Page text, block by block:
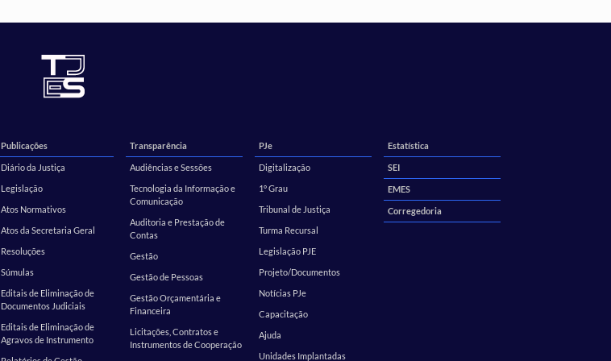
Publicações
Diário da Justiça
Legislação
Atos Normativos
Atos da Secretaria Geral
Resoluções
Súmulas
Editais de Eliminação de
Documentos Judiciais
Editais de Eliminação de
Agravos de Instrumento
Transparência
Audiências e Sessões
Tecnologia da Informação e
Comunicação
Auditoria e Prestação de
Contas
Gestão
Gestão de Pessoas
Gestão Orçamentária e
Financeira
Licitações, Contratos e
Instrumentos de Cooperação
PJe
Digitalização
1º Grau
Tribunal de Justiça
Turma Recursal
Legislação PJE
Projeto/Documentos
Notícias PJe
Capacitação
Ajuda
Unidades Implantadas
Estatística
SEI
EMES
Corregedoria